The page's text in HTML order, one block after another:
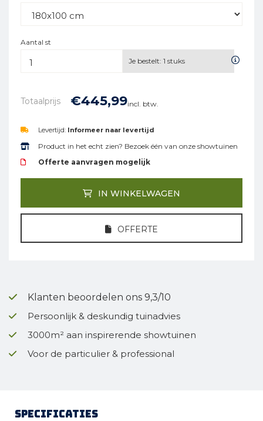
Aantal st
Je bestelt: 1 stuks
Totaalprijs €445,99incl. btw.
Levertijd: Informeer naar levertijd
Product in het echt zien? Bezoek één van onze showtuinen
Offerte aanvragen mogelijk
IN WINKELWAGEN
OFFERTE
Klanten beoordelen ons 9,3/10
Persoonlijk & deskundig tuinadvies
3000m² aan inspirerende showtuinen
Voor de particulier & professional
Specificaties